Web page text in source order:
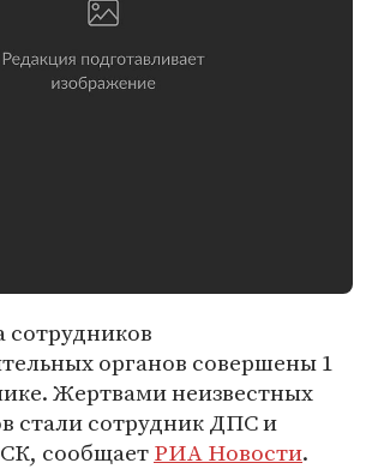
сотрудников
органов совершены 1
Жертвами неизвестных
стали сотрудник ДПС и
сообщаетРИА Новости.